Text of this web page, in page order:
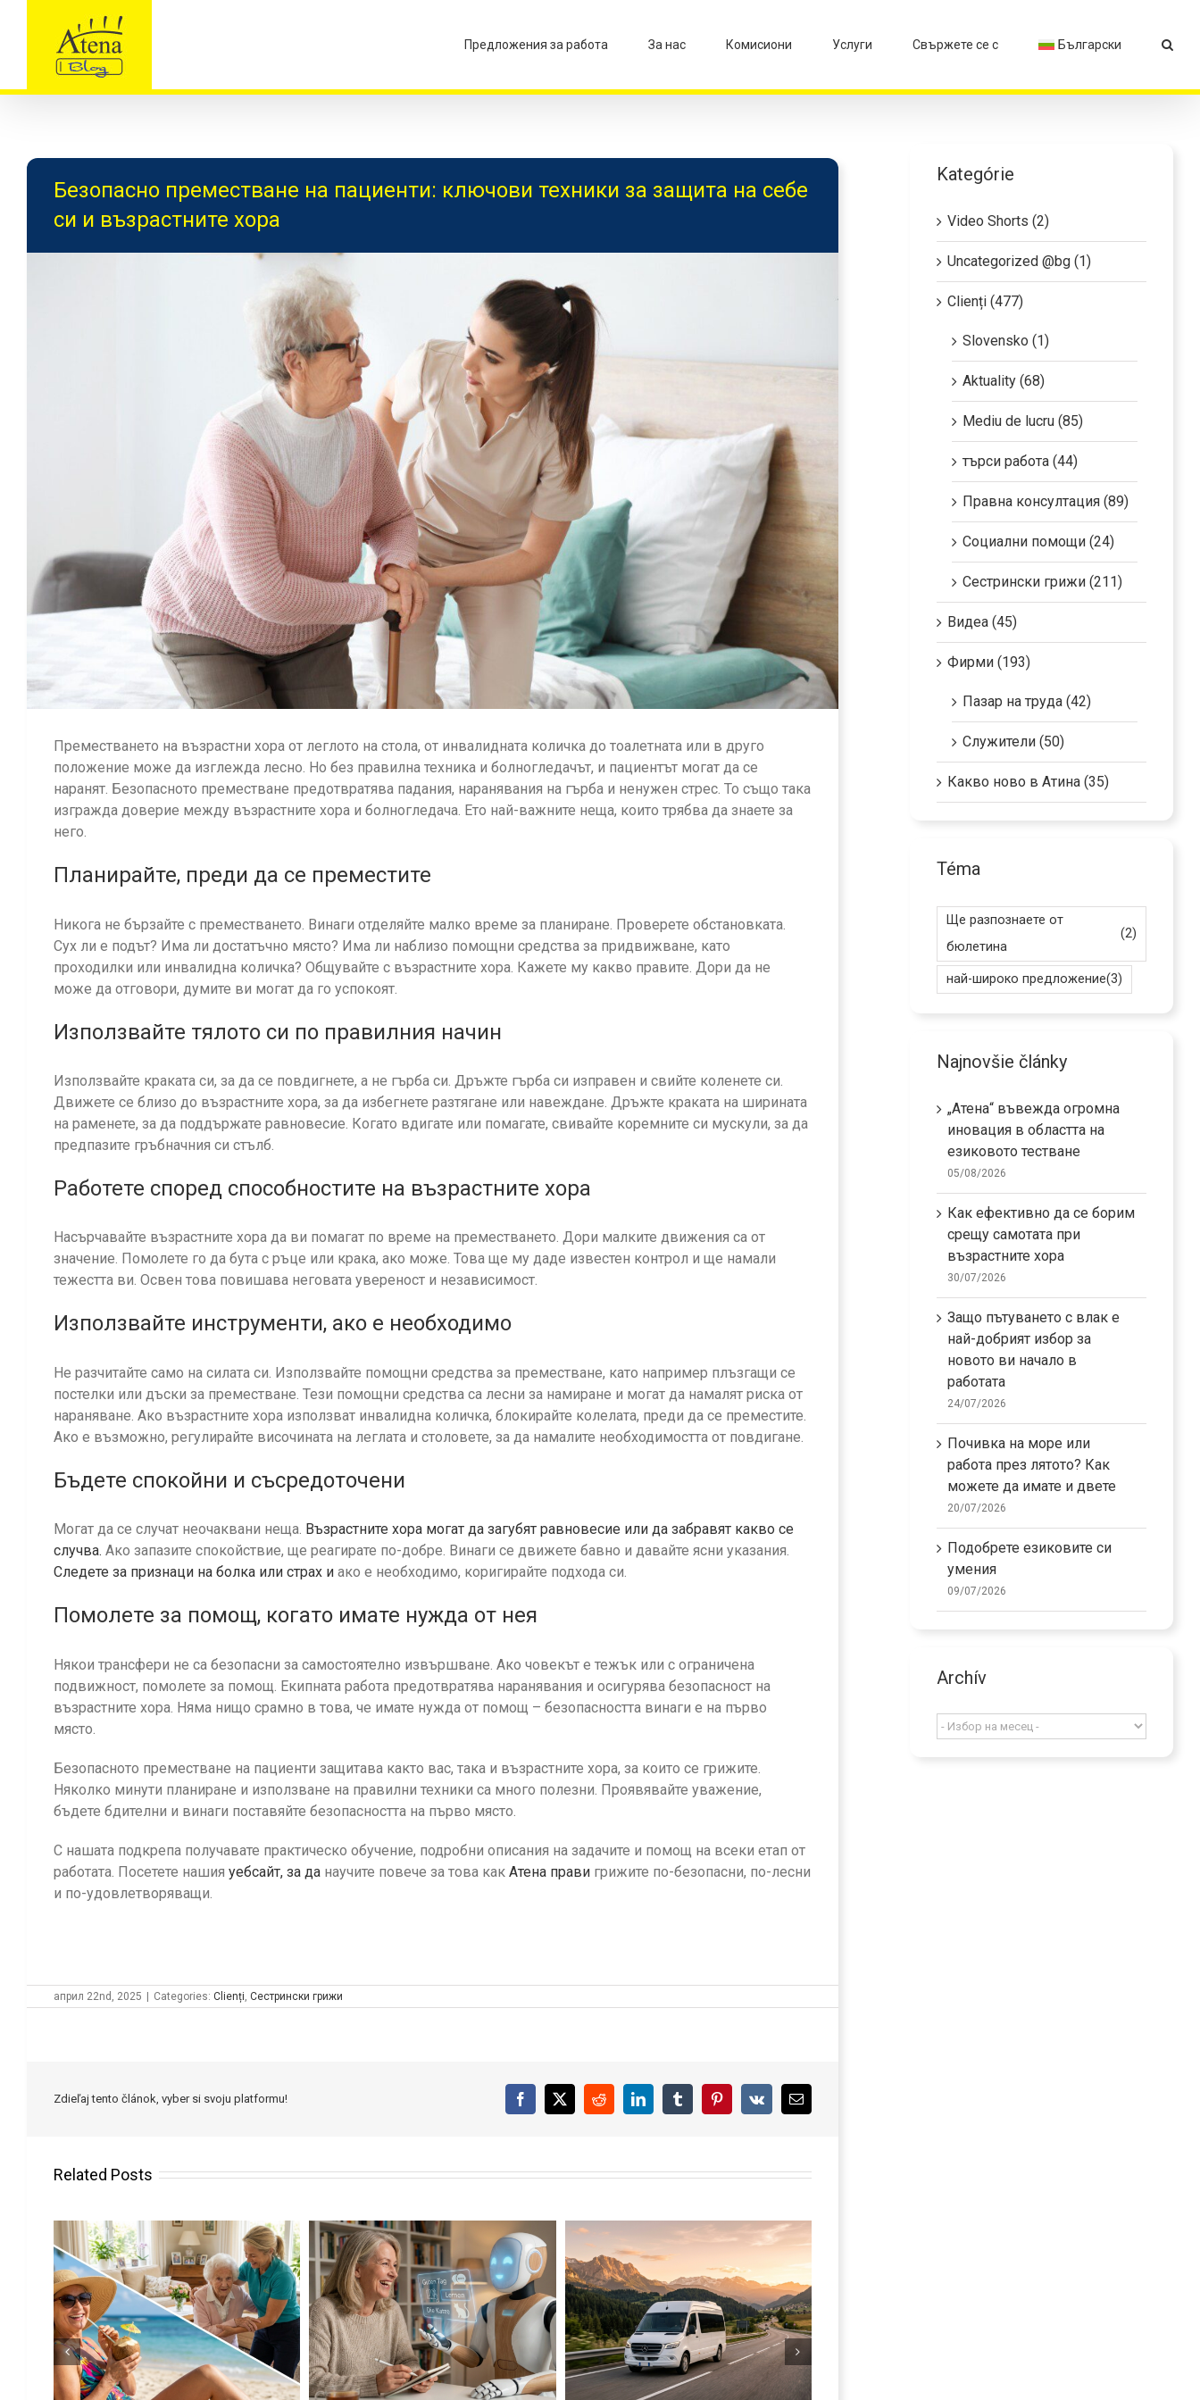
Предложения за работа За нас Комисиони Услуги Свържете се с Български
Безопасно преместване на пациенти: ключови техники за защита на себе
си и възрастните хора
Преместването на възрастни хора от леглото на стола, от инвалидната количка до тоалетната или в друго
положение може да изглежда лесно. Но без правилна техника и болногледачът, и пациентът могат да се
наранят. Безопасното преместване предотвратява падания, наранявания на гърба и ненужен стрес. То също така
изгражда доверие между възрастните хора и болногледача. Ето най-важните неща, които трябва да знаете за
него.
Планирайте, преди да се преместите
Никога не бързайте с преместването. Винаги отделяйте малко време за планиране. Проверете обстановката.
Сух ли е подът? Има ли достатъчно място? Има ли наблизо помощни средства за придвижване, като
проходилки или инвалидна количка? Общувайте с възрастните хора. Кажете му какво правите. Дори да не
може да отговори, думите ви могат да го успокоят.
Използвайте тялото си по правилния начин
Използвайте краката си, за да се повдигнете, а не гърба си. Дръжте гърба си изправен и свийте коленете си.
Движете се близо до възрастните хора, за да избегнете разтягане или навеждане. Дръжте краката на ширината
на раменете, за да поддържате равновесие. Когато вдигате или помагате, свивайте коремните си мускули, за да
предпазите гръбначния си стълб.
Работете според способностите на възрастните хора
Насърчавайте възрастните хора да ви помагат по време на преместването. Дори малките движения са от
значение. Помолете го да бута с ръце или крака, ако може. Това ще му даде известен контрол и ще намали
тежестта ви. Освен това повишава неговата увереност и независимост.
Използвайте инструменти, ако е необходимо
Не разчитайте само на силата си. Използвайте помощни средства за преместване, като например плъзгащи се
постелки или дъски за преместване. Тези помощни средства са лесни за намиране и могат да намалят риска от
нараняване. Ако възрастните хора използват инвалидна количка, блокирайте колелата, преди да се преместите.
Ако е възможно, регулирайте височината на леглата и столовете, за да намалите необходимостта от повдигане.
Бъдете спокойни и съсредоточени
Могат да се случат неочаквани неща. Възрастните хора могат да загубят равновесие или да забравят какво се
случва. Ако запазите спокойствие, ще реагирате по-добре. Винаги се движете бавно и давайте ясни указания.
Следете за признаци на болка или страх и ако е необходимо, коригирайте подхода си.
Помолете за помощ, когато имате нужда от нея
Някои трансфери не са безопасни за самостоятелно извършване. Ако човекът е тежък или с ограничена
подвижност, помолете за помощ. Екипната работа предотвратява наранявания и осигурява безопасност на
възрастните хора. Няма нищо срамно в това, че имате нужда от помощ – безопасността винаги е на първо
място.
Безопасното преместване на пациенти защитава както вас, така и възрастните хора, за които се грижите.
Няколко минути планиране и използване на правилни техники са много полезни. Проявявайте уважение,
бъдете бдителни и винаги поставяйте безопасността на първо място.
С нашата подкрепа получавате практическо обучение, подробни описания на задачите и помощ на всеки етап от
работата. Посетете нашия уебсайт, за да научите повече за това как Атена прави грижите по-безопасни, по-лесни
и по-удовлетворяващи.
април 22nd, 2025 | Categories: Clienți Сестрински грижи
Zdieľaj tento článok, vyber si svoju platformu! Facebook
X RedditLinkedInTumblrPinterest
Vk Email
Related Posts
Kategórie
Video Shorts (2)
Uncategorized @bg (1)
Clienți (477)
Slovensko (1)
Aktuality (68)
Mediu de lucru (85)
търси работа (44)
Правна консултация (89)
Социални помощи (24)
Сестрински грижи (211)
Видеа (45)
Фирми (193)
Пазар на труда (42)
Служители (50)
Какво ново в Атина (35)
Téma
Ще разпознаете от
бюлетина
(2)
най-широко предложение(3)
Najnovšie články
„Атена“ въвежда огромна
иновация в областта на
езиковото тестване
05/08/2026
Как ефективно да се борим
срещу самотата при
възрастните хора
30/07/2026
Защо пътуването с влак е
най-добрият избор за
новото ви начало в
работата
24/07/2026
Почивка на море или
работа през лятото? Как
можете да имате и двете
20/07/2026
Подобрете езиковите си
умения
09/07/2026
Archív
Archív